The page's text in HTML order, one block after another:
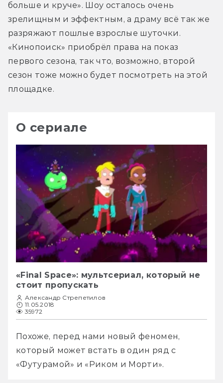
больше и круче». Шоу осталось очень
зрелищным и эффектным, а драму всё так же
разряжают пошлые взрослые шуточки.
«Кинопоиск» приобрёл права на показ
первого сезона, так что, возможно, второй
сезон тоже можно будет посмотреть на этой
площадке.
О сериале
«Final Space»: мультсериал, который не
стоит пропускать
Александр Стрепетилов
11.05.2018
35972
Похоже, перед нами новый феномен,
который может встать в один ряд с
«Футурамой» и «Риком и Морти».